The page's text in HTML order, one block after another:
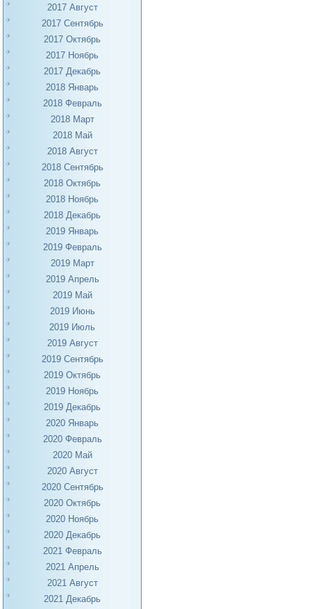
2017 Август
2017 Сентябрь
2017 Октябрь
2017 Ноябрь
2017 Декабрь
2018 Январь
2018 Февраль
2018 Март
2018 Май
2018 Август
2018 Сентябрь
2018 Октябрь
2018 Ноябрь
2018 Декабрь
2019 Январь
2019 Февраль
2019 Март
2019 Апрель
2019 Май
2019 Июнь
2019 Июль
2019 Август
2019 Сентябрь
2019 Октябрь
2019 Ноябрь
2019 Декабрь
2020 Январь
2020 Февраль
2020 Май
2020 Август
2020 Сентябрь
2020 Октябрь
2020 Ноябрь
2020 Декабрь
2021 Февраль
2021 Апрель
2021 Август
2021 Декабрь